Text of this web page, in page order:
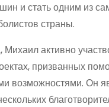
и стать одним из
страны.
активно
призванных
возможностями. Он